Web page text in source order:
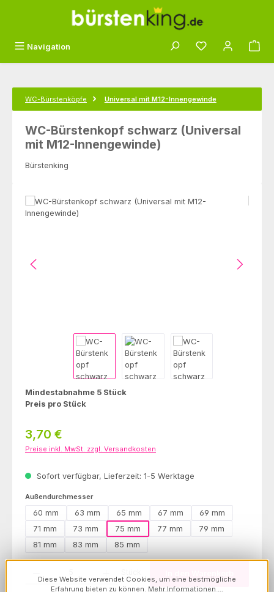
Zum Hauptinhalt springen
Navigation Du hast 0
WC-Bürstenköpfe Universal mit M12-Innengewinde
WC-Bürstenkopf schwarz (Universal
mit M12-Innengewinde)
Bürstenking
Bildergalerie überspringen
Mindestabnahme 5 Stück
Preis pro Stück
Regulärer Preis:
3,70 €
Preise inkl. MwSt. zzgl. Versandkosten
Sofort verfügbar, Lieferzeit: 1-5 Werktage
Außendurchmesserauswählen
60 mm 63 mm 65 mm 67 mm
69 mm
71 mm
73 mm 75 mm 77 mm
79 mm
81 mm
83 mm 85 mm
Produkt Anzahl: Gib den gewünschten Wert ein oder benutze die
Diese Website verwendet Cookies, um eine bestmögliche
Erfahrung bieten zu können. Mehr Informationen ...